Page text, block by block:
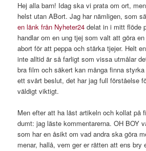
Hej alla barn! Idag ska vi prata om ort,
helst utan ABort. Jag har nämligen, som
en länk från Nyheter24 delat in i mitt flöde
handlar om en ung tjej som valt att göra
abort för att peppa och stärka tjejer. Helt
inte alltid är så farligt som vissa utmålar
bra film och säkert kan många finna
ett svårt beslut, det har jag full förståelse
väldigt viktigt.
Men efter att ha läst artikeln och kollat på
dumt: jag läste kommentarerna. OH BOY
som har en åsikt om vad andra ska göra
menar, hallå, vem ger er rätten att ens bry